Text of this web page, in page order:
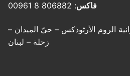
فاكس: 806882 8 00961
الروم الأرثوذكس – حيّ الميدان –
زحلة – لبنان